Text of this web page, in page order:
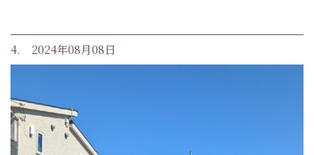
4. 2024年08月08日